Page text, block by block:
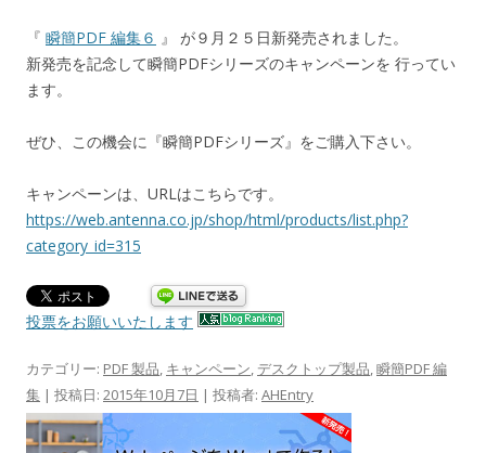
『 瞬簡PDF 編集６ 』 が９月２５日新発売されました。
新発売を記念して瞬簡PDFシリーズのキャンペーンを 行ってい
ます。
ぜひ、この機会に『瞬簡PDFシリーズ』をご購入下さい。
キャンペーンは、URLはこちらです。
https://web.antenna.co.jp/shop/html/products/list.php?
category_id=315
投票をお願いいたします
カテゴリー: PDF 製品, キャンペーン, デスクトップ製品,瞬簡PDF 編
集 | 投稿日: 2015年10月7日 | 投稿者: AHEntry